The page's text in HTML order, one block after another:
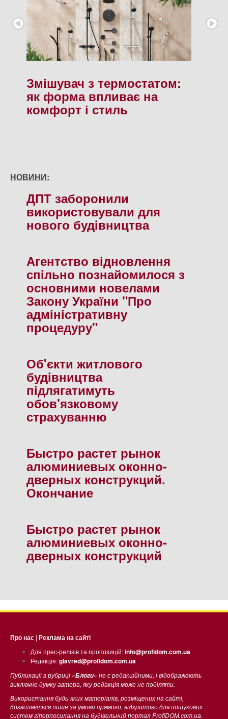
Змішувач з термостатом:
як форма впливає на
комфорт і стиль
НОВИНИ:
ДПТ заборонили
використовували для
нового будiвництва
Агентство вiдновлення
спiльно познайомилося з
основними новелами
Закону України "Про
адмiнiстративну
процедуру"
Об'єкти житлового
будiвництва
пiдлягатимуть
обов'язковому
страхуванню
Быстро растет рынок
алюминиевых оконно-
дверных конструкций.
Окончание
Быстро растет рынок
алюминиевых оконно-
дверных конструкций
Про нас | Реклама на сайті
Для прес-релізів та пропозицій:info@profidom.com.ua
Редакція:glavred@profidom.com.ua
Публикації в рубриці «Блоги» не є редакційними, і відображають
виключно думку автора, яку редакція може не поділяти.
Використання будь-яких матеріалів, розміщених на сайті,
дозволяється лише за умови прямого, відкритого для пошукових
систем гіперпосилання на будівельний портал ProfiDOM.com.ua.